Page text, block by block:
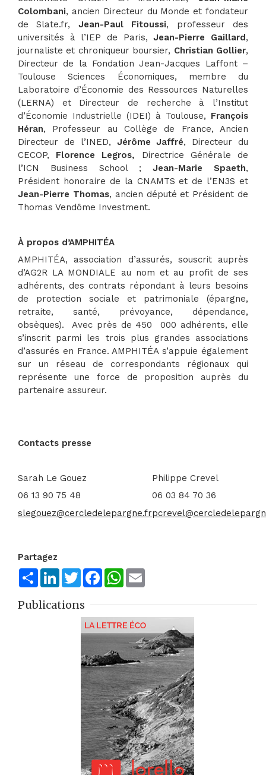
Colombani, ancien Directeur du Monde et fondateur
de Slate.fr, Jean-Paul Fitoussi, professeur des
universités à l’IEP de Paris,Jean-Pierre Gaillard,
journaliste et chroniqueur boursier, Christian Gollier,
Directeur de la Fondation Jean-Jacques Laffont –
Toulouse Sciences Économiques, membre du
Laboratoire d’Économie des Ressources Naturelles
(LERNA) et Directeur de recherche à l’Institut
d’Économie Industrielle (IDEI) à Toulouse, François
Héran, Professeur au Collège de France, Ancien
Directeur de l’INED, Jérôme Jaffré, Directeur du
CECOP, Florence Legros, Directrice Générale de
l’ICN Business School ;Jean-Marie Spaeth,
Président honoraire de la CNAMTS et de l’EN3S et
Jean-Pierre Thomas, ancien député et Président de
Thomas Vendôme Investment.
À propos d’AMPHITÉA
AMPHITÉA, association d’assurés, souscrit auprès
d’AG2R LA MONDIALE au nom et au profit de ses
adhérents, des contrats répondant à leurs besoins
de protection sociale et patrimoniale (épargne,
retraite, santé, prévoyance, dépendance,
obsèques). Avec près de 450 000 adhérents, elle
s’inscrit parmi les trois plus grandes associations
d’assurés en France. AMPHITÉA s’appuie également
sur un réseau de correspondants régionaux qui
représente une force de proposition auprès du
partenaire assureur.
Contacts presse
Sarah Le Gouez
06 13 90 75 48
slegouez@cercledelepargne.fr
Philippe Crevel
06 03 84 70 36
Partagez
ShareLinkedInTwitterFacebookWhatsApp
Publications